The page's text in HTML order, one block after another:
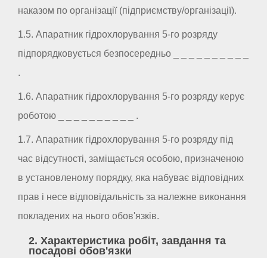
наказом по організації (підприємству/організації).
1.5. Апаратник гідрохлорування 5-го розряду
підпорядковується безпосередньо _ _ _ _ _ _ _ _ _ _
.
1.6. Апаратник гідрохлорування 5-го розряду керує
роботою _ _ _ _ _ _ _ _ _ _ .
1.7. Апаратник гідрохлорування 5-го розряду під
час відсутності, заміщається особою, призначеною
в установленому порядку, яка набуває відповідних
прав і несе відповідальність за належне виконання
покладених на нього обов'язків.
2. Характеристика робіт, завдання та
посадові обов'язки